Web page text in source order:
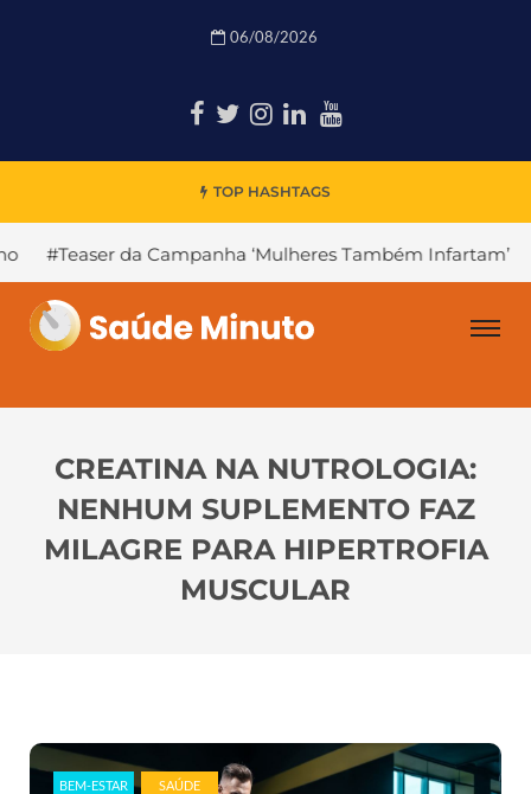
06/08/2026
TOP HASHTAGS
‘Mulheres Também Infartam’ #Declínio
CREATINA NA NUTROLOGIA:
NENHUM SUPLEMENTO FAZ
MILAGRE PARA HIPERTROFIA
MUSCULAR
BEM-ESTAR SAÚDE